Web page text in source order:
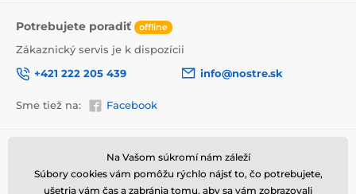
Výhody obrazov na plátne
Potrebujete poradiť offline
Zákaznický servis je k dispozícii
+421 222 205 439
info@nostre.sk
Sme tiež na: Facebook
Informácie o nákupe
Obchodné a reklamačné
podmienky
Užitočné informácie
Často kladené otázky
Na Vašom súkromí nám záleží
Súbory cookies vám pomôžu rýchlo nájsť to, čo potrebujete,
ušetria vám čas a zabránia tomu, aby sa vám zobrazovali